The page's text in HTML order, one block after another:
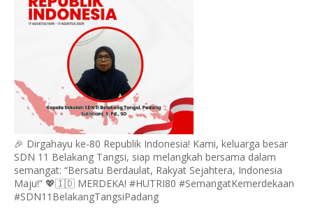
🎉 Dirgahayu ke-80 Republik Indonesia! Kami, keluarga besar
SDN 11 Belakang Tangsi, siap melangkah bersama dalam
semangat: “Bersatu Berdaulat, Rakyat Sejahtera, Indonesia
Maju!” 💖🇮🇩 MERDEKA! #HUTRI80 #SemangatKemerdekaan
#SDN11BelakangTangsiPadang